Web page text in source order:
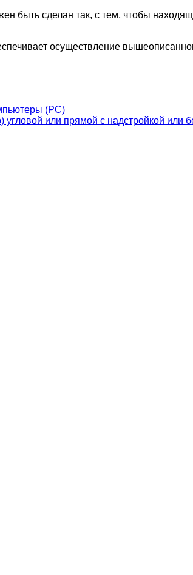
быть сделан так, с тем, чтобы
осуществление
(PC)
или прямой с надстройкой или